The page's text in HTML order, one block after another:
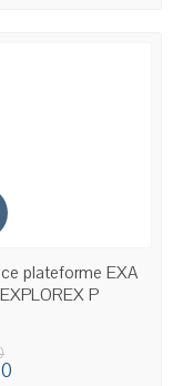
AVAILABLE
plateforme EXA
EXPLOREX P